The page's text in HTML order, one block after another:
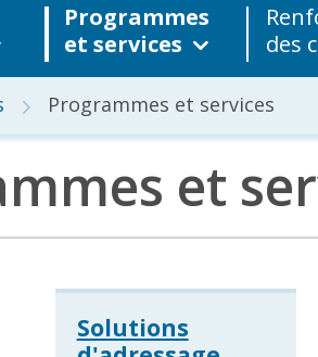
Programmes
et services
des
Programmes et services
Actualités et
et
Solutions